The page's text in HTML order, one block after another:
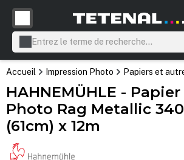
principal
Accueil Impression Photo Papiers et
HAHNEMÜHLE -
Photo Rag Metallic
(61cm) x 12m